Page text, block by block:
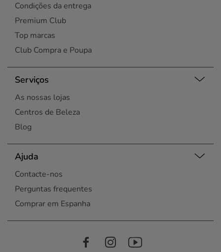
Condições da entrega
Premium Club
Top marcas
Club Compra e Poupa
Serviços
As nossas lojas
Centros de Beleza
Blog
Ajuda
Contacte-nos
Perguntas frequentes
Comprar em Espanha